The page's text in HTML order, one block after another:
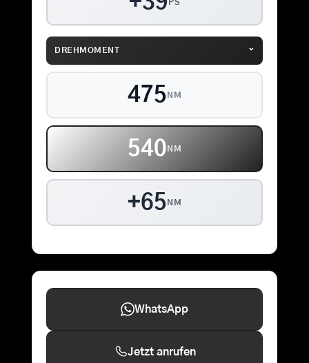
PS
DREHMOMENT ⌄
475 NM
540 NM
+65 NM
WhatsApp
Jetzt anrufen